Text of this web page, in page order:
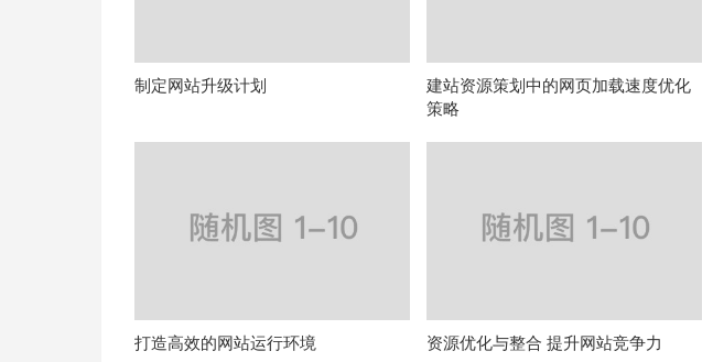
制定网站升级计划
建站资源策划中的网页加载速度优化
策略
打造高效的网站运行环境 资源优化与整合 提升网站竞争力